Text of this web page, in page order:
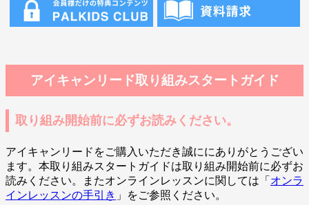
アイキャンリード取り組みスタートガイド
取り組み開始前に必ずお読みください。
アイキャンリードをご購入いただき誠ににありがとうござい
ます。本取り組みスタートガイドは取り組み開始前に必ずお
読みください。またオンラインレッスンに関しては「 オンラ
インレッスンの手引き 」をご参照ください。